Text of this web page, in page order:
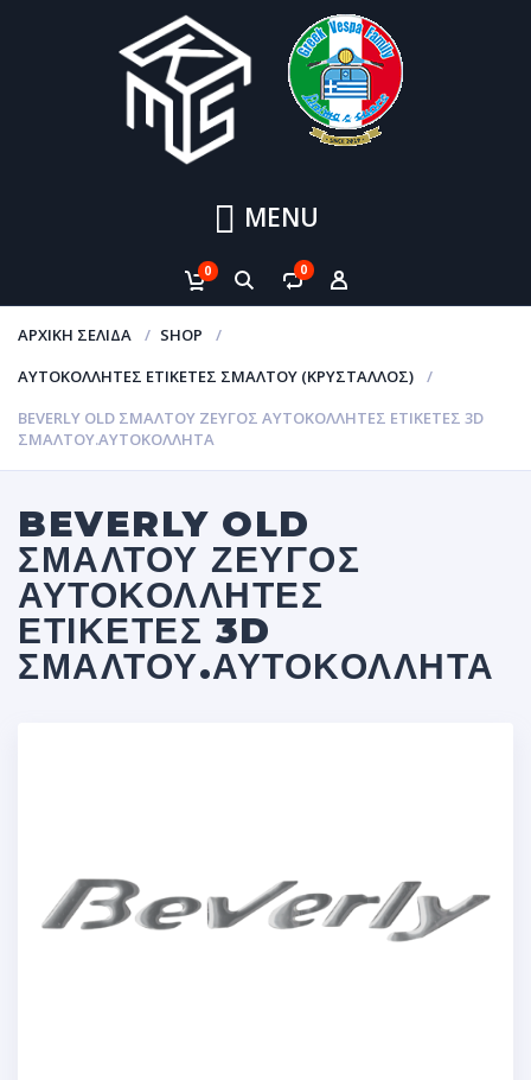
MENU
0 0
ΑΡΧΙΚΉ ΣΕΛΊΔΑ
SHOP
ΑΥΤΟΚΌΛΛΗΤΕΣ ΕΤΙΚΈΤΕΣ ΣΜΆΛΤΟΥ (ΚΡΥΣΤΑΛΛΟΣ)
BEVERLY OLD ΣΜΑΛΤΟΥ ΖΕΥΓΟΣ ΑΥΤΟΚΌΛΛΗΤΕΣ ΕΤΙΚΈΤΕΣ 3D
ΣΜΆΛΤΟΥ.ΑΥΤΟΚΌΛΛΗΤΑ
BEVERLY OLD
ΣΜΑΛΤΟΥ ΖΕΥΓΟΣ
ΑΥΤΟΚΌΛΛΗΤΕΣ
ΕΤΙΚΈΤΕΣ 3D
ΣΜΆΛΤΟΥ.ΑΥΤΟΚΌΛΛΗΤΑ